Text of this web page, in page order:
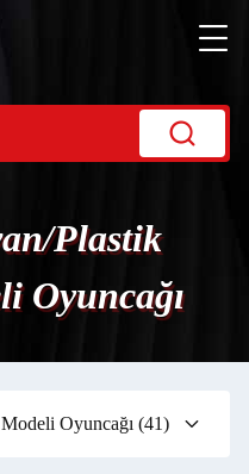
Plastik
Oyuncağı
Oyuncağı (41)